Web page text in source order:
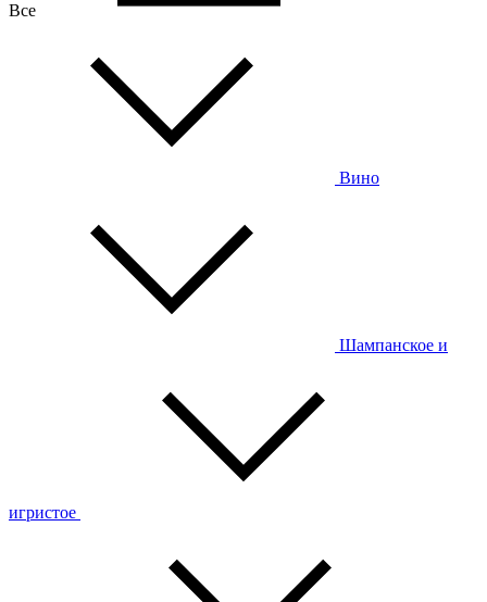
Все
Вино
Шампанское и
игристое